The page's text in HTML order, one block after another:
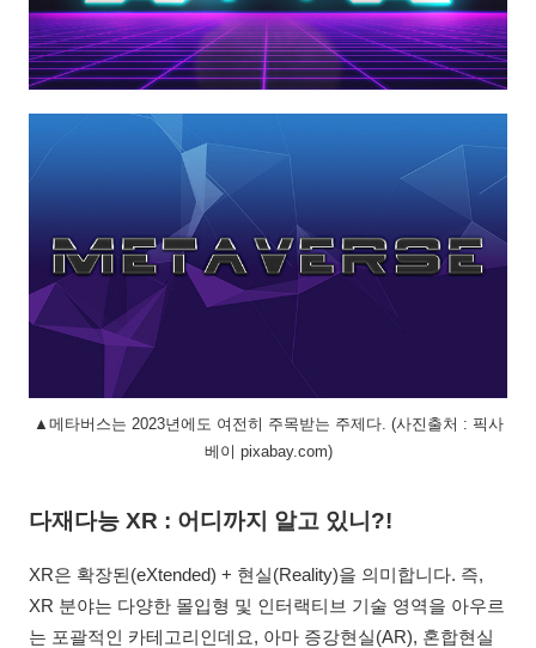
▲메타버스는 2023년에도 여전히 주목받는 주제다. (사진출처 : 픽사
베이 pixabay.com)
다재다능 XR : 어디까지 알고 있니?!
XR은 확장된(eXtended) + 현실(Reality)을 의미합니다. 즉,
XR 분야는 다양한 몰입형 및 인터랙티브 기술 영역을 아우르
는 포괄적인 카테고리인데요, 아마 증강현실(AR), 혼합현실